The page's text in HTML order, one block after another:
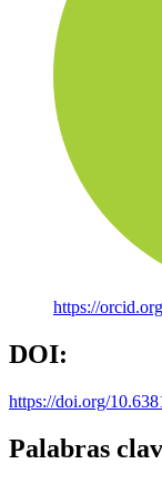
https://
DOI:
https://doi.org/
Palabras